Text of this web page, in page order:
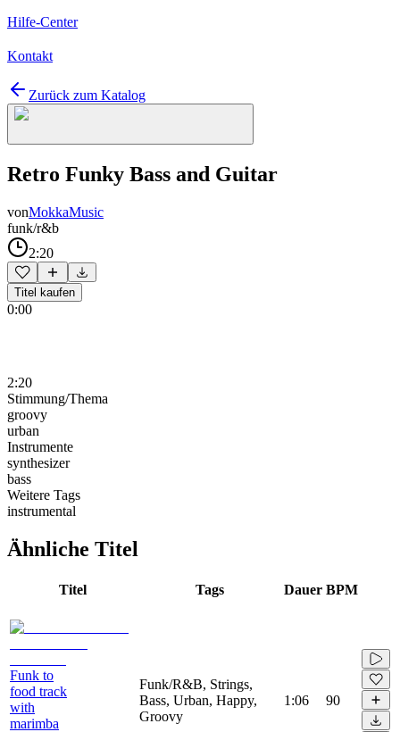
Hilfe-Center
Kontakt
Zurück zum Katalog
Retro Funky Bass and Guitar
vonMokkaMusic
funk/r&b
2:20
Titel kaufen
0:00
2:20
Stimmung/Thema
groovy
urban
Instrumente
synthesizer
bass
Weitere Tags
instrumental
Ähnliche Titel
Titel Tags Dauer BPM
Funk to
food track
with
marimba
Funk/R&B, Strings,
Bass, Urban, Happy,
Groovy
1:06 90